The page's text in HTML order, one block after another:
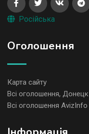
Російська
Оголошення
Карта сайту
Всі оголошення, Донецк
Всі оголошення AvizInfo